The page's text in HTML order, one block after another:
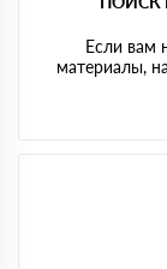
Если вам
материалы,